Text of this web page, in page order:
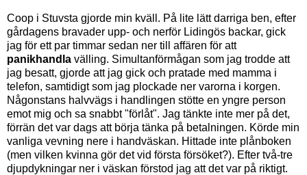
Coop i Stuvsta gjorde min kväll. På lite lätt darriga ben, efter
gårdagens bravader upp- och nerför Lidingös backar, gick
jag för ett par timmar sedan ner till affären för att
panikhandla välling. Simultanförmågan som jag trodde att
jag besatt, gjorde att jag gick och pratade med mamma i
telefon, samtidigt som jag plockade ner varorna i korgen.
Någonstans halvvägs i handlingen stötte en yngre person
emot mig och sa snabbt "förlåt". Jag tänkte inte mer på det,
förrän det var dags att börja tänka på betalningen. Körde min
vanliga vevning nere i handväskan. Hittade inte plånboken
(men vilken kvinna gör det vid första försöket?). Efter två-tre
djupdykningar ner i väskan förstod jag att det var på riktigt.